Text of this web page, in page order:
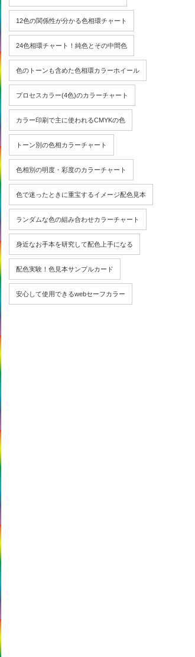
12色の関係性が分かる色相環チャート
24色相環チャート！純色とその中間色
色のトーンも含めた色相環カラーホイール
プロセスカラー(4色)のカラーチャート
カラー印刷で主に使われるCMYKの色
トーン別の色相カラーチャート
色相別の明度・彩度のカラーチャート
色で迷ったときに重宝するイメージ配色見本
ランダムな色の組み合わせカラーチャート
身近なお手本を研究して配色上手になる
配色実験！色見本サンプルカード
安心して使用できるwebセーフカラー